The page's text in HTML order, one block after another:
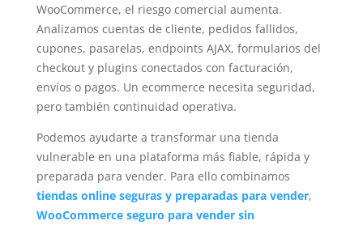
WooCommerce, el riesgo comercial aumenta.
Analizamos cuentas de cliente, pedidos fallidos,
cupones, pasarelas, endpoints AJAX, formularios del
checkout y plugins conectados con facturación,
envíos o pagos. Un ecommerce necesita seguridad,
pero también continuidad operativa.
Podemos ayudarte a transformar una tienda
vulnerable en una plataforma más fiable, rápida y
preparada para vender. Para ello combinamos
tiendas online seguras y preparadas para vender,
WooCommerce seguro para vender sin